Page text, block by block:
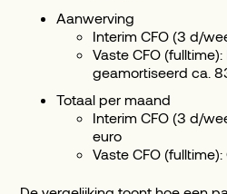
Aanwerving
Interim CFO (3 d/
Vaste CFO
geamortiseerd ca.
Totaal per maand
Interim CFO (3 d/
euro
Vaste CFO